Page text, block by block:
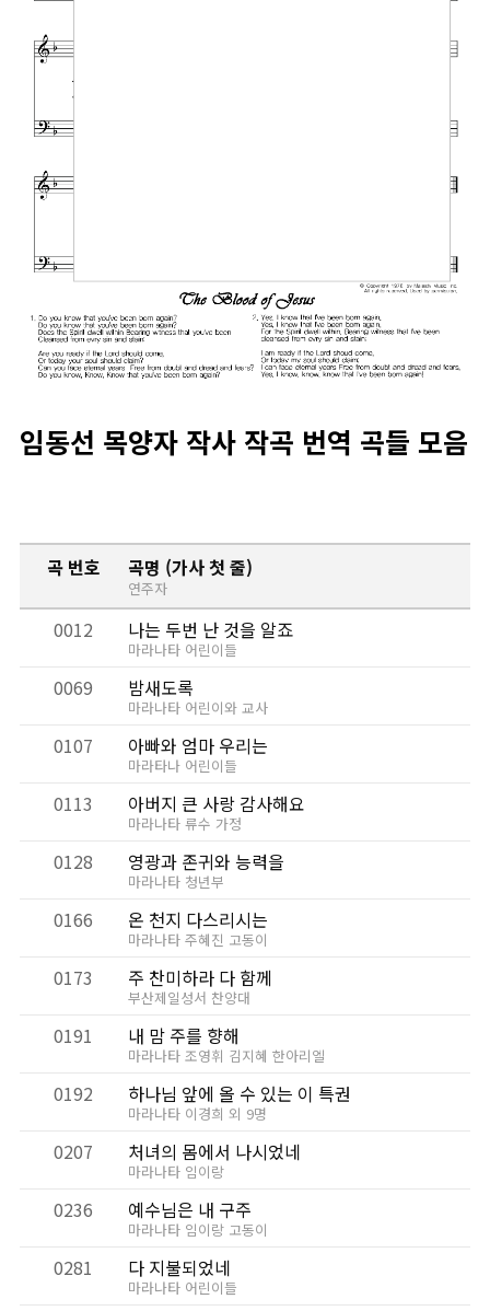
임동선 목양자 작사 작곡 번역 곡들 모음
곡 번호 곡명 (가사 첫 줄)
연주자
0012 나는 두번 난 것을 알죠
마라나타 어린이들
0069 밤새도록
마라나타 어린이와 교사
0107 아빠와 엄마 우리는
마라타나 어린이들
0113 아버지 큰 사랑 감사해요
마라나타 류수 가정
0128 영광과 존귀와 능력을
마라나타 청년부
0166 온 천지 다스리시는
마라나타 주혜진 고동이
0173 주 찬미하라 다 함께
부산제일성서 찬양대
0191 내 맘 주를 향해
마라나타 조영휘 김지혜 한아리엘
0192 하나님 앞에 올 수 있는 이 특권
마라나타 이경희 외 9명
0207 처녀의 몸에서 나시었네
마라나타 임이랑
0236 예수님은 내 구주
마라나타 임이랑 고동이
0281 다 지불되었네
마라나타 어린이들